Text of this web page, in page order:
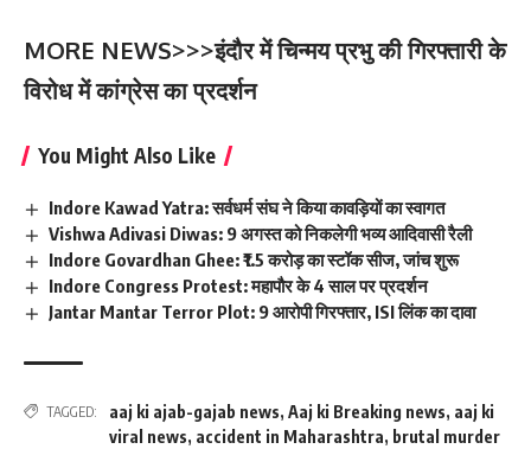
MORE NEWS>>>इंदौर में चिन्मय प्रभु की गिरफ्तारी के
विरोध में कांग्रेस का प्रदर्शन
You Might Also Like
Indore Kawad Yatra: सर्वधर्म संघ ने किया कावड़ियों का स्वागत
Vishwa Adivasi Diwas: 9 अगस्त को निकलेगी भव्य आदिवासी रैली
Indore Govardhan Ghee: ₹1.5 करोड़ का स्टॉक सीज, जांच शुरू
Indore Congress Protest: महापौर के 4 साल पर प्रदर्शन
Jantar Mantar Terror Plot: 9 आरोपी गिरफ्तार, ISI लिंक का दावा
TAGGED: aaj ki ajab-gajab news, Aaj ki Breaking news, aaj ki
viral news, accident in Maharashtra, brutal murder